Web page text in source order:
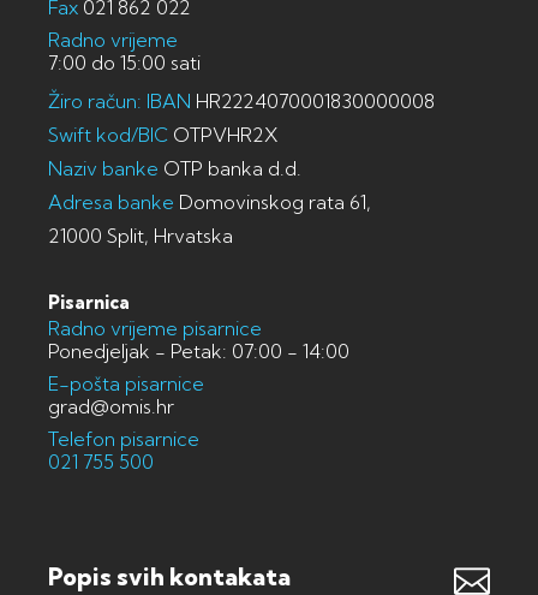
Fax 021 862 022
Radno vrijeme
7:00 do 15:00 sati
Žiro račun: IBAN HR2224070001830000008
Swift kod/BIC OTPVHR2X
Naziv banke OTP banka d.d.
Adresa banke Domovinskog rata 61,
21000 Split, Hrvatska
Pisarnica
Radno vrijeme pisarnice
Ponedjeljak - Petak: 07:00 - 14:00
E-pošta pisarnice
grad@omis.hr
Telefon pisarnice
021 755 500
Popis svih kontakata